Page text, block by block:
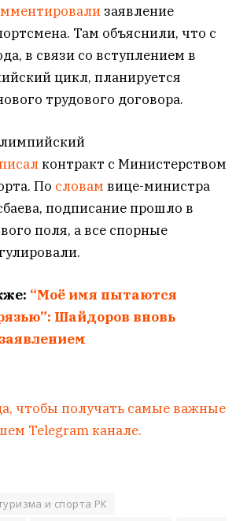
заявление
Там объяснили, что с
в связи со вступлением в
цикл, планируется
трудового договора.
контракт с Министерством
По словам вице-министра
подписание прошло в
поля, а все спорные
“Моё имя пытаются
Шайдоров вновь
чтобы получать самые важные
Telegram канале.
и спорта РК